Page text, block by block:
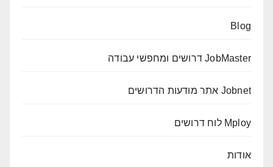
Blog
JobMaster דרושים ומחפשי עבודה
Jobnet אתר מודעות הדרושים
Mploy לוח דרושים
אודות